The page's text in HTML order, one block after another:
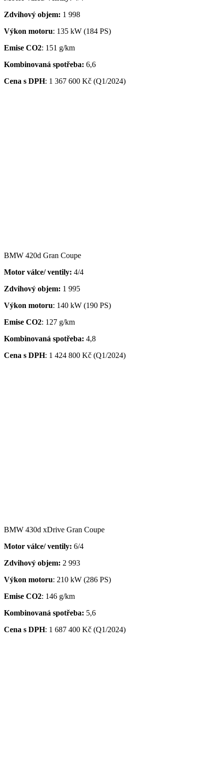
Zdvihový objem: 1 998
Výkon motoru: 135 kW (184 PS)
Emise CO2: 151 g/km
Kombinovaná spotřeba: 6,6
Cena s DPH: 1 367 600 Kč (Q1/2024)
BMW 420d Gran Coupe
Motor válce/ ventily: 4/4
Zdvihový objem: 1 995
Výkon motoru: 140 kW (190 PS)
Emise CO2: 127 g/km
Kombinovaná spotřeba: 4,8
Cena s DPH: 1 424 800 Kč (Q1/2024)
BMW 430d xDrive Gran Coupe
Motor válce/ ventily: 6/4
Zdvihový objem: 2 993
Výkon motoru: 210 kW (286 PS)
Emise CO2: 146 g/km
Kombinovaná spotřeba: 5,6
Cena s DPH: 1 687 400 Kč (Q1/2024)